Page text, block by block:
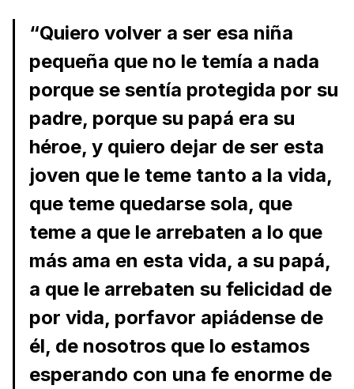
“Quiero volver a ser esa niña
pequeña que no le temía a nada
porque se sentía protegida por su
padre, porque su papá era su
héroe, y quiero dejar de ser esta
joven que le teme tanto a la vida,
que teme quedarse sola, que
teme a que le arrebaten a lo que
más ama en esta vida, a su papá,
a que le arrebaten su felicidad de
por vida, porfavor apiádense de
él, de nosotros que lo estamos
esperando con una fe enorme de